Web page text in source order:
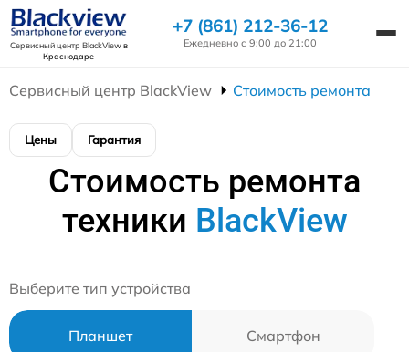
Сервисный центр BlackViewв
Краснодаре
+7 (861) 212-36-12
Ежедневно с 9:00 до 21:00
Сервисный центр BlackView Стоимость ремонта
Цены Гарантия
Стоимость ремонта
техники BlackView
Выберите тип устройства
Планшет Смартфон